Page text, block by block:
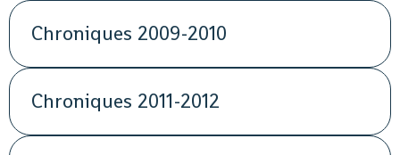
Chroniques 2009-2010
Chroniques 2011-2012